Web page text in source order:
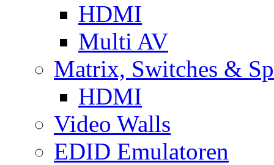
HDMI
Multi AV
Matrix, Switches &
HDMI
Video Walls
EDID Emulatoren